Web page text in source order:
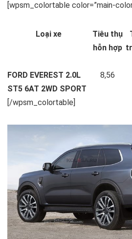
[wpsm_colortable color=”main-
Loại xe
Tiêu thụ
hỗn hợp
FORD EVEREST 2.0L
ST5 6AT 2WD SPORT
8,56
[/wpsm_colortable]